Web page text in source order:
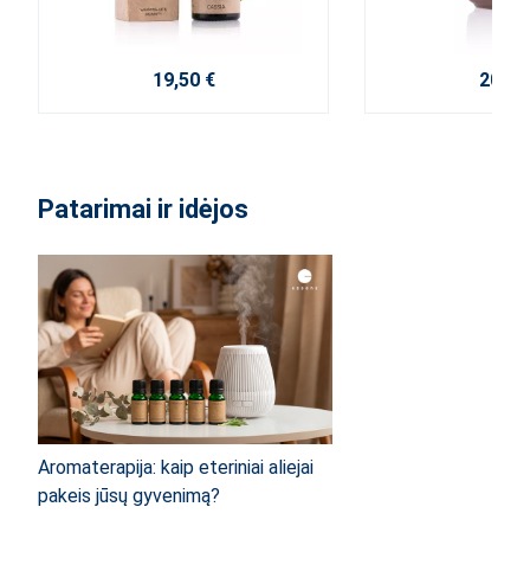
19,50 € 20,10
Patarimai ir idėjos
Aromaterapija: kaip eteriniai aliejai
pakeis jūsų gyvenimą?